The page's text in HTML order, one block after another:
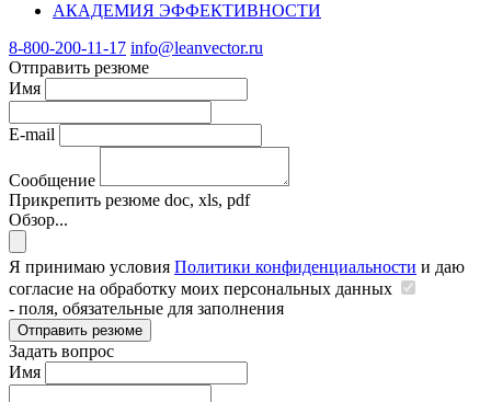
АКАДЕМИЯ ЭФФЕКТИВНОСТИ
8-800-200-11-17 info@leanvector.ru
Отправить резюме
Имя
E-mail
Сообщение
Прикрепить резюме doc, xls, pdf
Обзор...
Я принимаю условия Политики конфиденциальности и даю
согласие на обработку моих персональных данных
- поля, обязательные для заполнения
Отправить резюме
Задать вопрос
Имя